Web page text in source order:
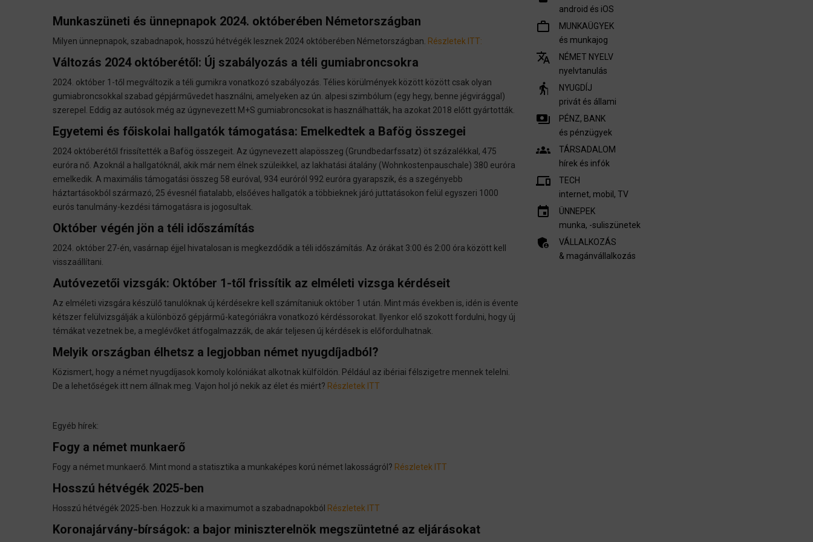
Munkaszüneti és ünnepnapok 2024. októberében Németországban
Milyen ünnepnapok, szabadnapok, hosszú hétvégék lesznek 2024 októberében Németországban. Részletek ITT:
Változás 2024 októberétől: Új szabályozás a téli gumiabroncsokra
2024. október 1-től megváltozik a téli gumikra vonatkozó szabályozás. Télies körülmények között között csak olyan
gumiabroncsokkal szabad gépjárművedet használni, amelyeken az ún. alpesi szimbólum (egy hegy, benne jégvirággal)
szerepel. Eddig az autósok még az úgynevezett M+S gumiabroncsokat is használhatták, ha azokat 2018 előtt gyártották.
Egyetemi és főiskolai hallgatók támogatása: Emelkedtek a Bafög összegei
2024 októberétől frissítették a Bafög összegeit. Az úgynevezett alapösszeg (Grundbedarfssatz) öt százalékkal, 475
euróra nő. Azoknál a hallgatóknál, akik már nem élnek szüleikkel, az lakhatási átalány (Wohnkostenpauschale) 380 euróra
emelkedik. A maximális támogatási összeg 58 euróval, 934 euróról 992 euróra gyarapszik, és a szegényebb
háztartásokból származó, 25 évesnél fiatalabb, elsőéves hallgatók a többieknek járó juttatásokon felül egyszeri 1000
eurós tanulmány-kezdési támogatásra is jogosultak.
Október végén jön a téli időszámítás
2024. október 27-én, vasárnap éjjel hivatalosan is megkezdődik a téli időszámítás. Az órákat 3:00 és 2:00 óra között kell
visszaállítani.
Autóvezetői vizsgák: Október 1-től frissítik az elméleti vizsga kérdéseit
Az elméleti vizsgára készülő tanulóknak új kérdésekre kell számítaniuk október 1 után. Mint más években is, idén is évente
kétszer felülvizsgálják a különböző gépjármű-kategóriákra vonatkozó kérdéssorokat. Ilyenkor elő szokott fordulni, hogy új
témákat vezetnek be, a meglévőket átfogalmazzák, de akár teljesen új kérdések is előfordulhatnak.
Melyik országban élhetsz a legjobban német nyugdíjadból?
Közismert, hogy a német nyugdíjasok komoly kolóniákat alkotnak külföldön. Például az ibériai félszigetre mennek telelni.
De a lehetőségek itt nem állnak meg. Vajon hol jó nekik az élet és miért? Részletek ITT
Egyéb hírek:
Fogy a német munkaerő
Fogy a német munkaerő. Mint mond a statisztika a munkaképes korú német lakosságról? Részletek ITT
Hosszú hétvégék 2025-ben
Hosszú hétvégék 2025-ben. Hozzuk ki a maximumot a szabadnapokból Részletek ITT
Koronajárvány-bírságok: a bajor miniszterelnök megszüntetné az eljárásokat
android és iOS
work_outline
MUNKAÜGYEK
és munkajog
translate
NÉMET NYELV
nyelvtanulás
elderly
NYUGDÍJ
privát és állami
payments
PÉNZ, BANK
és pénzügyek
groups
TÁRSADALOM
hírek és infók
devices
TECH
internet, mobil, TV​
insert_invitation
ÜNNEPEK
munka, -suliszünetek
admin_panel_settings
VÁLLALKOZÁS
& magánvállalkozás